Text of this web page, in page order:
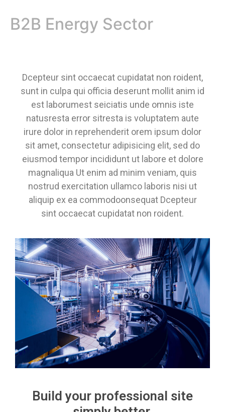
B2B Energy Sector
Dcepteur sint occaecat cupidatat non roident,
sunt in culpa qui officia deserunt mollit anim id
est laborumest seiciatis unde omnis iste
natusresta error sitresta is voluptatem aute
irure dolor in reprehenderit orem ipsum dolor
sit amet, consectetur adipisicing elit, sed do
eiusmod tempor incididunt ut labore et dolore
magnaliqua Ut enim ad minim veniam, quis
nostrud exercitation ullamco laboris nisi ut
aliquip ex ea commodoonsequat Dcepteur
sint occaecat cupidatat non roident.
Build your professional site